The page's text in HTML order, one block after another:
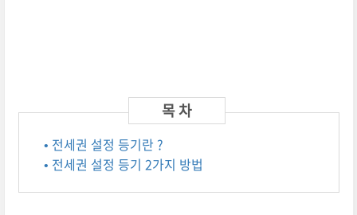
• 전세권 설정 등기란 ?
• 전세권 설정 등기 2가지 방법